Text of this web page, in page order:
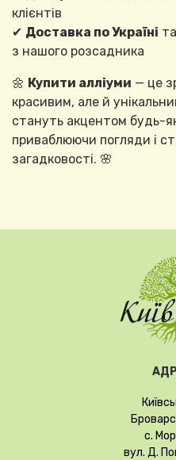
клієнтів
✔ Доставка по Україні
з нашого розсадника
🌼 Купити алліуми — це
красивим, але й
стануть акцентом будь-
приваблюючи погляди і
загадковості. 🌸
с.
вул. Д.